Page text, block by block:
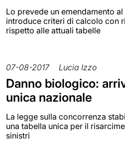
Lo prevede un emendamento
introduce criteri di calcolo con
rispetto alle attuali tabelle
07-08-2017 Lucia Izzo
Danno biologico:
unica nazionale
La legge sulla concorrenza
una tabella unica per il
sinistri